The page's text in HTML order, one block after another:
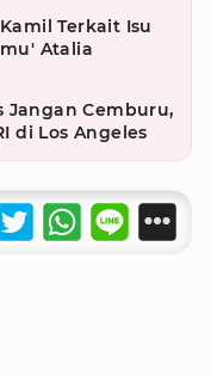
Terkait Isu
Atalia
Jangan Cemburu,
di Los Angeles